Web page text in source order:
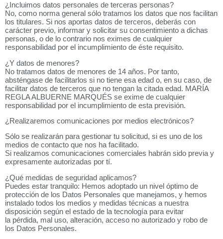
¿Incluimos datos personales de terceras personas?
No, como norma general sólo tratamos los datos que nos facilitan
los titulares. Si nos aportas datos de terceros, deberás con
carácter previo, informar y solicitar su consentimiento a dichas
personas, o de lo contrario nos eximes de cualquier
responsabilidad por el incumplimiento de éste requisito.
¿Y datos de menores?
No tratamos datos de menores de 14 años. Por tanto,
absténgase de facilitarlos si no tiene esa edad o, en su caso, de
facilitar datos de terceros que no tengan la citada edad. MARÍA
REGLA ALBUERNE MARQUÉS se exime de cualquier
responsabilidad por el incumplimiento de esta previsión.
¿Realizaremos comunicaciones por medios electrónicos?
Sólo se realizarán para gestionar tu solicitud, si es uno de los
medios de contacto que nos ha facilitado.
Si realizamos comunicaciones comerciales habrán sido previa y
expresamente autorizadas por tí.
¿Qué medidas de seguridad aplicamos?
Puedes estar tranquilo: Hemos adoptado un nivel óptimo de
protección de los Datos Personales que manejamos, y hemos
instalado todos los medios y medidas técnicas a nuestra
disposición según el estado de la tecnología para evitar
la pérdida, mal uso, alteración, acceso no autorizado y robo de
los Datos Personales.